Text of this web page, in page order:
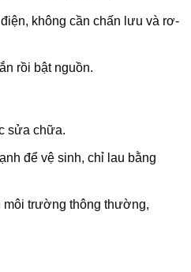
không cần chấn lưu và rơ-
rồi bật nguồn.
sửa chữa.
để vệ sinh, chỉ lau bằng
môi trường thông thường,